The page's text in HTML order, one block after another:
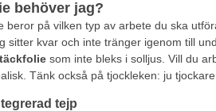
behöver jag?
beror på vilken typ av arbete du ska
sitter kvar och inte tränger igenom till
som inte bleks i solljus. Vill du
Tänk också på tjockleken: ju
tejp